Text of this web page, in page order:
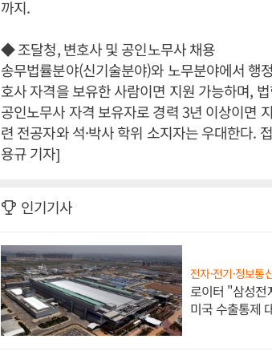
까지.
◆ 조달청, 변호사 및 공인노무사 채용
송무법률분야(신기술분야)와 노무분야에서 행
호사 자격을 보유한 사람이면 지원 가능하며,
공인노무사 자격 보유자로 경력 3년 이상이면
련 전공자와 석·박사 학위 소지자는 우대한다.
용규 기자]
인기기사
전자·전기·정보통
로이터 "삼성전
미국 수출통제